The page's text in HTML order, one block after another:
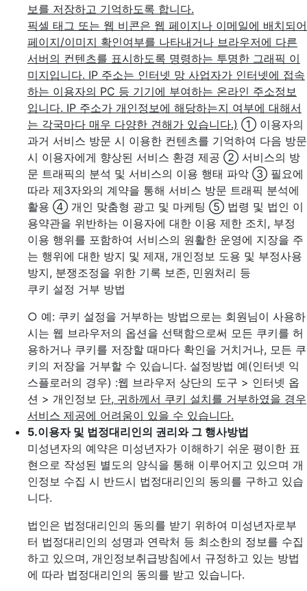
보를 저장하고 기억하도록 합니다.
픽셀 태그 또는 웹 비콘은 웹 페이지나 이메일에 배치되어
페이지/이미지 확인여부를 나타내거나 브라우저에 다른
서버의 컨텐츠를 표시하도록 명령하는 투명한 그래픽 이
미지입니다. IP 주소는 인터넷 망 사업자가 인터넷에 접속
하는 이용자의 PC 등 기기에 부여하는 온라인 주소정보
입니다. IP 주소가 개인정보에 해당하는지 여부에 대해서
는 각국마다 매우 다양한 견해가 있습니다.) ① 이용자의
과거 서비스 방문 시 이용한 컨텐츠를 기억하여 다음 방문
시 이용자에게 향상된 서비스 환경 제공 ② 서비스의 방
문 트래픽의 분석 및 서비스의 이용 행태 파악 ③ 필요에
따라 제3자와의 계약을 통해 서비스 방문 트래픽 분석에
활용 ④ 개인 맞춤형 광고 및 마케팅 ⑤ 법령 및 법인 이
용약관을 위반하는 이용자에 대한 이용 제한 조치, 부정
이용 행위를 포함하여 서비스의 원활한 운영에 지장을 주
는 행위에 대한 방지 및 제재, 개인정보 도용 및 부정사용
방지, 분쟁조정을 위한 기록 보존, 민원처리 등
쿠키 설정 거부 방법
○ 예: 쿠키 설정을 거부하는 방법으로는 회원님이 사용하
시는 웹 브라우저의 옵션을 선택함으로써 모든 쿠키를 허
용하거나 쿠키를 저장할 때마다 확인을 거치거나, 모든 쿠
키의 저장을 거부할 수 있습니다. 설정방법 예(인터넷 익
스플로러의 경우) :웹 브라우저 상단의 도구 > 인터넷 옵
션 > 개인정보 단, 귀하께서 쿠키 설치를 거부하였을 경우
서비스 제공에 어려움이 있을 수 있습니다.
5.이용자 및 법정대리인의 권리와 그 행사방법
미성년자의 예약은 미성년자가 이해하기 쉬운 평이한 표
현으로 작성된 별도의 양식을 통해 이루어지고 있으며 개
인정보 수집 시 반드시 법정대리인의 동의를 구하고 있습
니다.
법인은 법정대리인의 동의를 받기 위하여 미성년자로부
터 법정대리인의 성명과 연락처 등 최소한의 정보를 수집
하고 있으며, 개인정보취급방침에서 규정하고 있는 방법
에 따라 법정대리인의 동의를 받고 있습니다.